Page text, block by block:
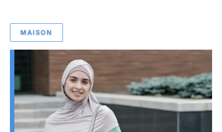
MAISON